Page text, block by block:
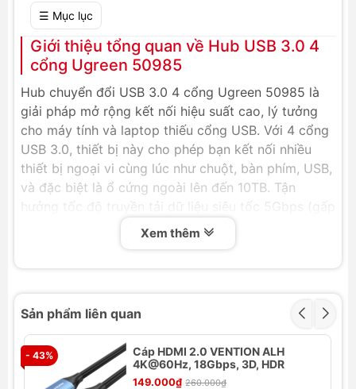
☰ Mục lục
Giới thiệu tổng quan về Hub USB 3.0 4
cổng Ugreen 50985
Hub chuyển đổi USB 3.0 4 cổng Ugreen 50985 là
giải pháp mở rộng kết nối hiệu suất cao, lý tưởng
cho máy tính và laptop thiếu cổng USB. Với 4 cổng
USB 3.0, thiết bị này cho phép bạn kết nối nhiều
thiết bị ngoại vi cùng lúc như chuột, bàn phím, USB,
và đặc biệt là ổ cứng ngoài lên đến 10TB. Tận
hưởng tốc độ truyền tải dữ liệu siêu tốc 5Gbps (gấp
10 lần USB 2.0), nâng cao hiệu suất làm việc và giải
trí một cách chuyên nghiệp.
Ugreen 50985
Mở Rộng Kết Nối Đa Dạng: Chuyển đổi một
cổng USB 3.0 Type-A thành 4 cổng USB 3.0
Type-A đầu ra, đáp ứng nhu cầu kết nối cùng
lúc nhiều thiết bị ngoại vi như USB, chuột
Xem thêm
Sản phẩm liên quan
- 43%
Cáp HDMI 2.0 VENTION ALH
4K@60Hz, 18Gbps, 3D, HDR
149.000₫ 260.000₫